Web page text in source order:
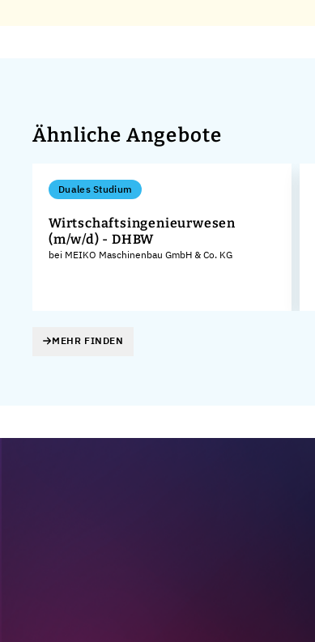
Ähnliche Angebote
Duales Studium
Wirtschaftsingenieurwesen
(m/w/d) - DHBW
bei MEIKO Maschinenbau GmbH & Co. KG
MEHR FINDEN